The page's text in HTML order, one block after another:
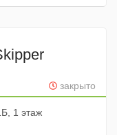
закрыто
1 этаж